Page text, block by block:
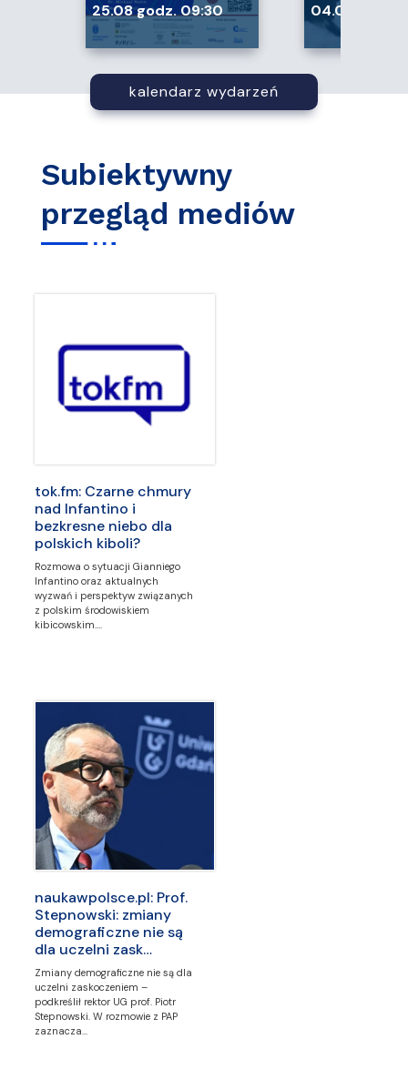
25.08 godz. 09:30 04.09 godz.
kalendarz wydarzeń
Subiektywny
przegląd mediów
tok.fm: Czarne chmury
nad Infantino i
bezkresne niebo dla
polskich kiboli?
Rozmowa o sytuacji Gianniego
Infantino oraz aktualnych
wyzwań i perspektyw związanych
z polskim środowiskiem
kibicowskim.…
naukawpolsce.pl: Prof.
Stepnowski: zmiany
demograficzne nie są
dla uczelni zask…
Zmiany demograficzne nie są dla
uczelni zaskoczeniem –
podkreślił rektor UG prof. Piotr
Stepnowski. W rozmowie z PAP
zaznacza…